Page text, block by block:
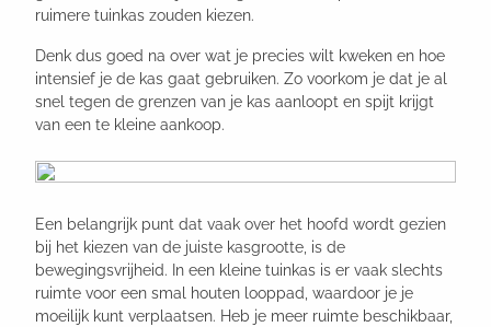
ruimere tuinkas zouden kiezen.
Denk dus goed na over wat je precies wilt kweken en hoe
intensief je de kas gaat gebruiken. Zo voorkom je dat je al
snel tegen de grenzen van je kas aanloopt en spijt krijgt
van een te kleine aankoop.
Een belangrijk punt dat vaak over het hoofd wordt gezien
bij het kiezen van de juiste kasgrootte, is de
bewegingsvrijheid. In een kleine tuinkas is er vaak slechts
ruimte voor een smal houten looppad, waardoor je je
moeilijk kunt verplaatsen. Heb je meer ruimte beschikbaar,